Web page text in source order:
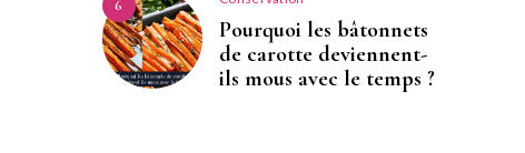
6
Pourquoi les bâtonnets
de carotte deviennent-
ils mous avec le temps ?